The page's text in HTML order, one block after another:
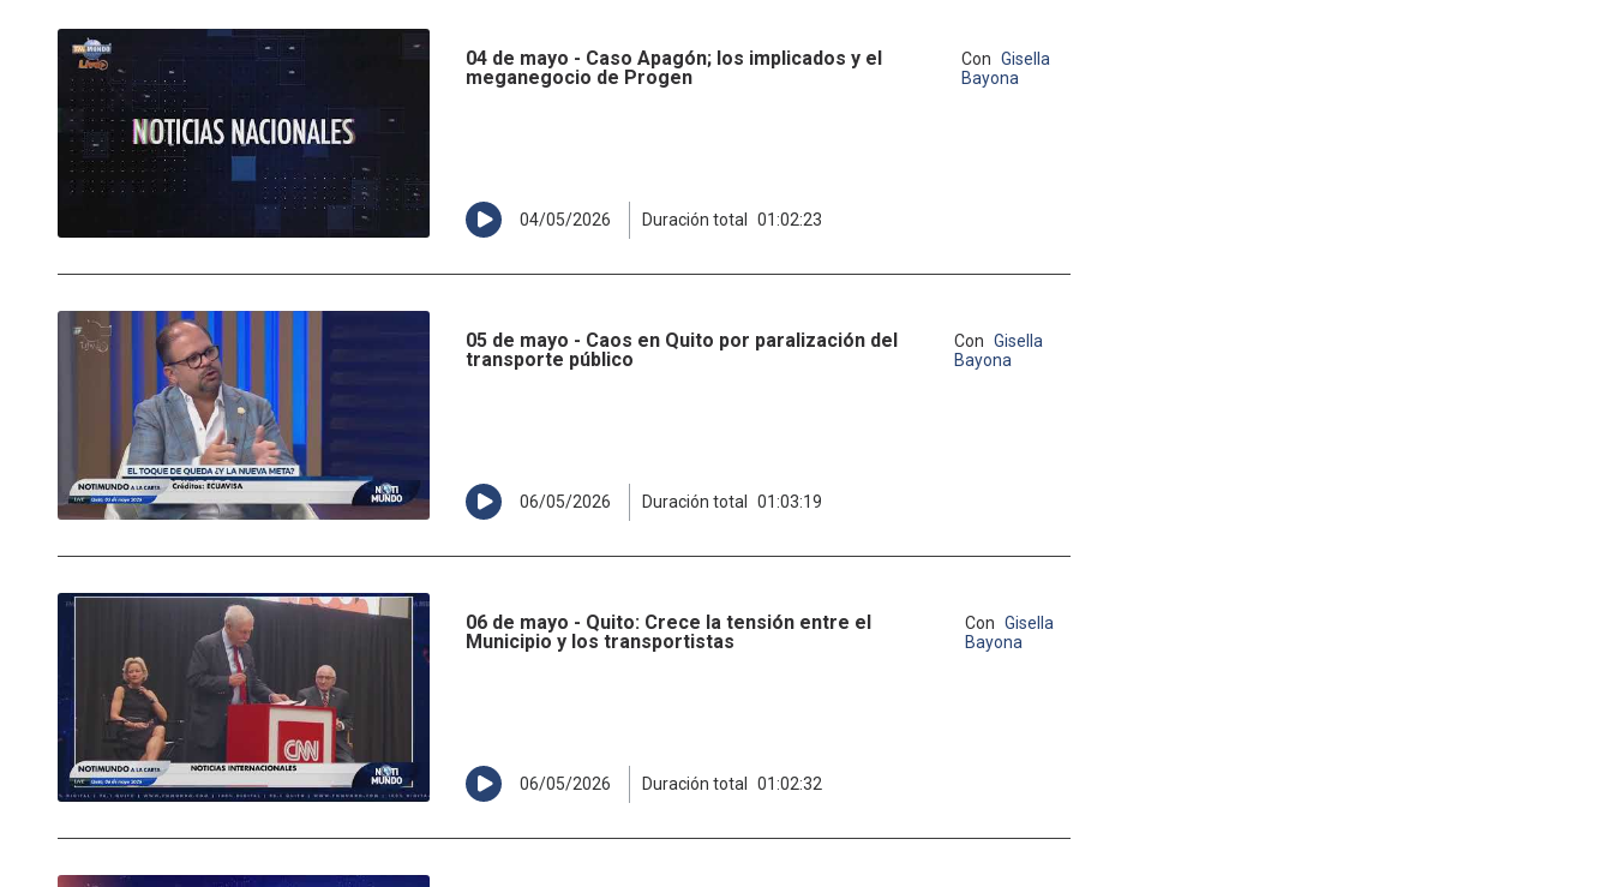
04 de mayo - Caso Apagón; los implicados y el
meganegocio de Progen
Con Gisella
Bayona
04/05/2026 Duración total 01:02:23
05 de mayo - Caos en Quito por paralización del
transporte público
Con Gisella
Bayona
06/05/2026 Duración total 01:03:19
06 de mayo - Quito: Crece la tensión entre el
Municipio y los transportistas
Con Gisella
Bayona
06/05/2026 Duración total 01:02:32